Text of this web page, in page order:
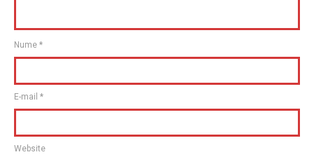
Nume *
E-mail *
Website